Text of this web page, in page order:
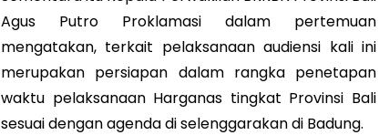
Agus Putro Proklamasi dalam pertemuan
mengatakan, terkait pelaksanaan audiensi kali ini
merupakan persiapan dalam rangka penetapan
waktu pelaksanaan Harganas tingkat Provinsi Bali
sesuai dengan agenda di selenggarakan di Badung.